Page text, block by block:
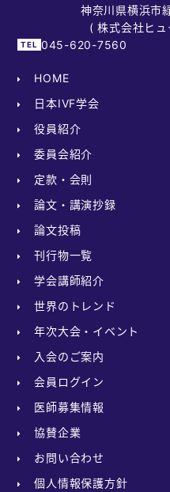
神奈川県横浜市
( 株式会社ヒ
045-620-7560
HOME
日本IVF学会
役員紹介
委員会紹介
定款・会則
論文・講演抄録
論文投稿
刊行物一覧
学会講師紹介
世界のトレンド
年次大会・イベント
入会のご案内
会員ログイン
医師募集情報
協賛企業
お問い合わせ
個人情報保護方針